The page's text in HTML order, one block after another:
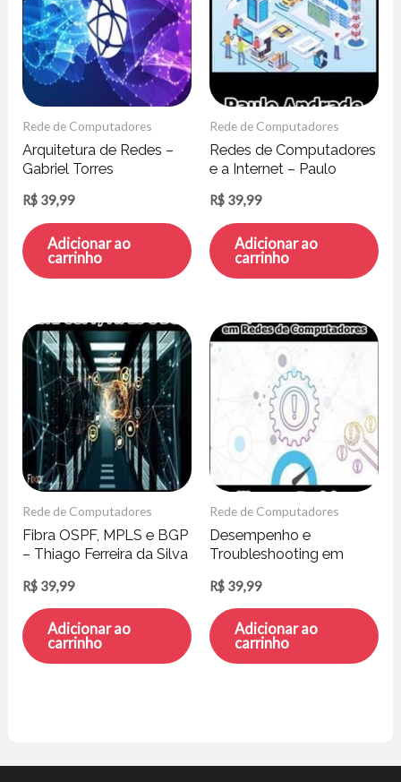
Rede de Computadores
Arquitetura de Redes –
Gabriel Torres
R$ 39,99
Adicionar ao
carrinho
Rede de Computadores
Redes de Computadores
e a Internet – Paulo
R$ 39,99
Adicionar ao
carrinho
Rede de Computadores
Fibra OSPF, MPLS e BGP
– Thiago Ferreira da Silva
R$ 39,99
Adicionar ao
carrinho
Rede de Computadores
Desempenho e
Troubleshooting em
– Guilherme Rodrigues
R$ 39,99
Adicionar ao
carrinho